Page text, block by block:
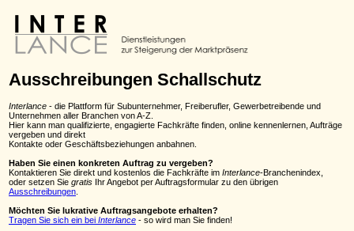
Ausschreibungen Schallschutz
Interlance - die Plattform für Subunternehmer, Freiberufler, Gewerbetreibende und
Unternehmen aller Branchen von A-Z.
Hier kann man qualifizierte, engagierte Fachkräfte finden, online kennenlernen, Aufträge
vergeben und direkt
Kontakte oder Geschäftsbeziehungen anbahnen.
Haben Sie einen konkreten Auftrag zu vergeben?
Kontaktieren Sie direkt und kostenlos die Fachkräfte im Interlance-Branchenindex,
oder setzen Sie gratis Ihr Angebot per Auftragsformular zu den übrigen
Ausschreibungen.
Möchten Sie lukrative Auftragsangebote erhalten?
Tragen Sie sich ein bei Interlance - so wird man Sie finden!